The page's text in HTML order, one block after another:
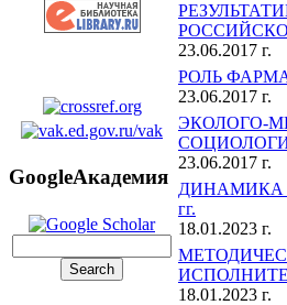
GoogleАкадемия
23.06.2017 г.
РОЛЬ
23.06.2017 г.
ЭКОЛОГО-
23.06.2017 г.
ДИНАМИКА
гг.
18.01.2023 г.
18.01.2023 г.